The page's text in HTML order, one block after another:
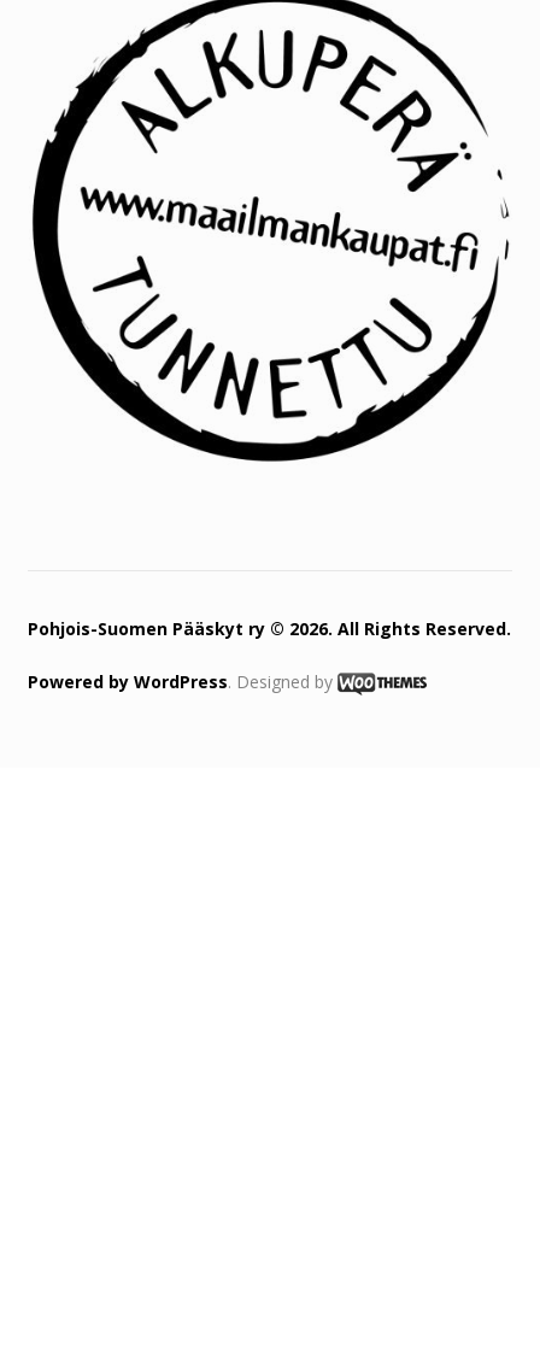
Pohjois-Suomen Pääskyt ry © 2026. All Rights Reserved.
Powered by WordPress. Designed by